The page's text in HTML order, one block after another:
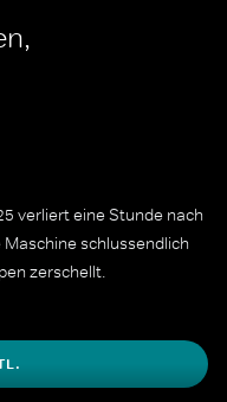
verliert eine Stunde nach
schlussendlich
zerschellt.